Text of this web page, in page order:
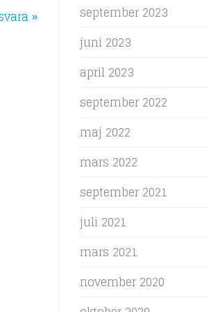
»
september 2023
juni 2023
april 2023
september 2022
maj 2022
mars 2022
september 2021
juli 2021
mars 2021
november 2020